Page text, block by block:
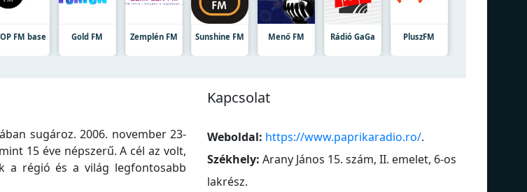
FM base Gold FM Zemplén FM Sunshine FM Menő FM Rádió GaGa PluszFM
sugároz. 2006. november 23-
15 éve népszerű. A cél az volt,
a régió és a világ legfontosabb
Kapcsolat
Weboldal: https://www.paprikaradio.ro/.
Székhely: Arany János 15. szám, II. emelet, 6-os
lakrész.